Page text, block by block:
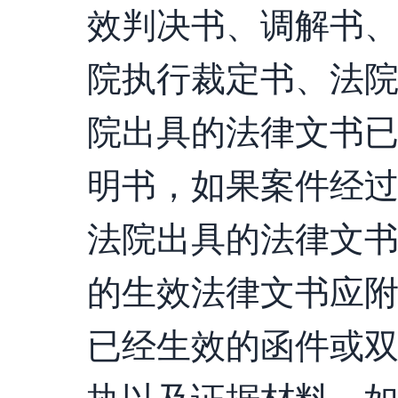
效判决书、调解书
院执行裁定书、法
院出具的法律文书
明书，如果案件经
法院出具的法律文
的生效法律文书应
已经生效的函件或